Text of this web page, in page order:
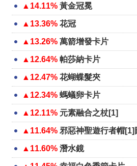
▲14.11% 黃金冠冕
▲13.36% 花冠
▲13.26% 萬箭增發卡片
▲12.64% 帕莎納卡片
▲12.47% 花蝴蝶髮夾
▲12.34% 螞蟻卵卡片
▲12.11% 元素融合之杖[1]
▲11.64% 邪惡神聖遊行者帽[1]
▲11.60% 潛水鏡